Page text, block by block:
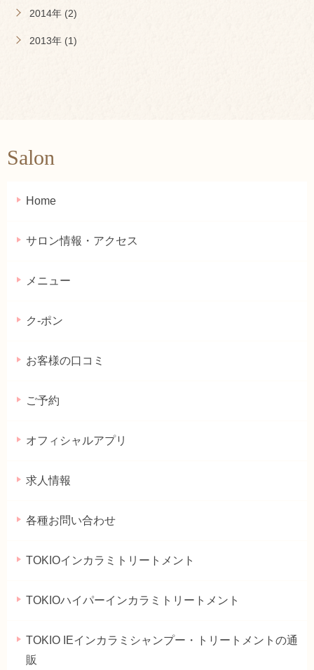
2014年 (2)
2013年 (1)
Salon
Home
サロン情報・アクセス
メニュー
ク-ポン
お客様の口コミ
ご予約
オフィシャルアプリ
求人情報
各種お問い合わせ
TOKIOインカラミトリートメント
TOKIOハイパーインカラミトリートメント
TOKIO IEインカラミシャンプー・トリートメントの通
販